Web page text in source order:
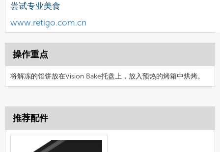
尝试专业美食
www.retigo.com.cn
操作重点
将解冻的馅饼放在Vision Bake托盘上，放入预热的烤箱中烘烤。
推荐配件